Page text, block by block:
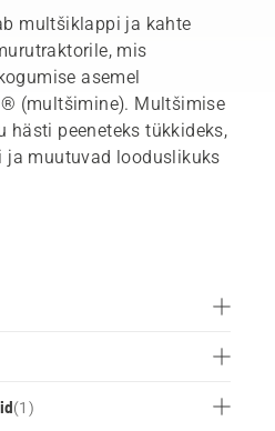
multšiklappi ja kahte
mis
asemel
(multšimine). Multšimise
hästi peeneteks tükkideks,
ja muutuvad looduslikuks
(1 )